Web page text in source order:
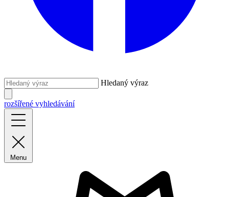
Hledaný výraz
rozšířené vyhledávání
Menu